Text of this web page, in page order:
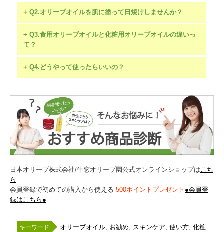
+ Q2.オリーブオイルを肌に塗って日焼けしませんか？
+ Q3.食用オリーブオイルと化粧用オリーブオイルの違いっ
て？
+ Q4.どうやって使ったらいいの？
「3. オリーブオイル美容法」
日本オリーブ株式会社/牛窓オリーブ園公式オンラインショップは こち
ら
会員登録で初めての購入から使える 500ポイントプレゼント ●会員登
録はこちら●
オリーブオイル お勧め スキンケア 使い方 化粧